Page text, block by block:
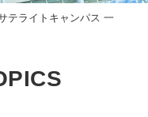
ライトキャンパス 一